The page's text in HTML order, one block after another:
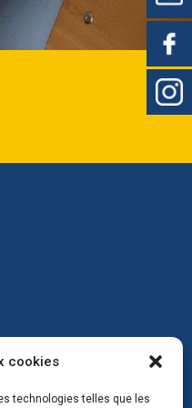
cookies
technologies telles que les